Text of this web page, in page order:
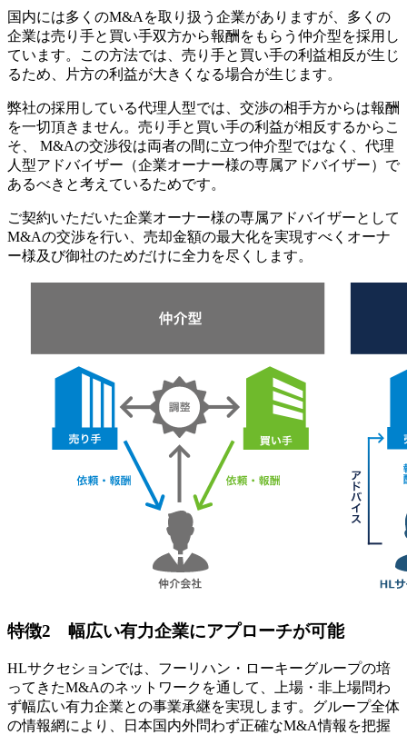
国内には多くのM&Aを取り扱う企業がありますが、多くの
企業は売り手と買い手双方から報酬をもらう仲介型を採用し
ています。この方法では、売り手と買い手の利益相反が生じ
るため、片方の利益が大きくなる場合が生じます。
弊社の採用している代理人型では、交渉の相手方からは報酬
を一切頂きません。売り手と買い手の利益が相反するからこ
そ、 M&Aの交渉役は両者の間に立つ仲介型ではなく、代理
人型アドバイザー（企業オーナー様の専属アドバイザー）で
あるべきと考えているためです。
ご契約いただいた企業オーナー様の専属アドバイザーとして
M&Aの交渉を行い、売却金額の最大化を実現すべくオーナ
ー様及び御社のためだけに全力を尽くします。
特徴2 幅広い有力企業にアプローチが可能
HLサクセションでは、フーリハン・ローキーグループの培
ってきたM&Aのネットワークを通して、上場・非上場問わ
ず幅広い有力企業との事業承継を実現します。グループ全体
の情報網により、日本国内外問わず正確なM&A情報を把握